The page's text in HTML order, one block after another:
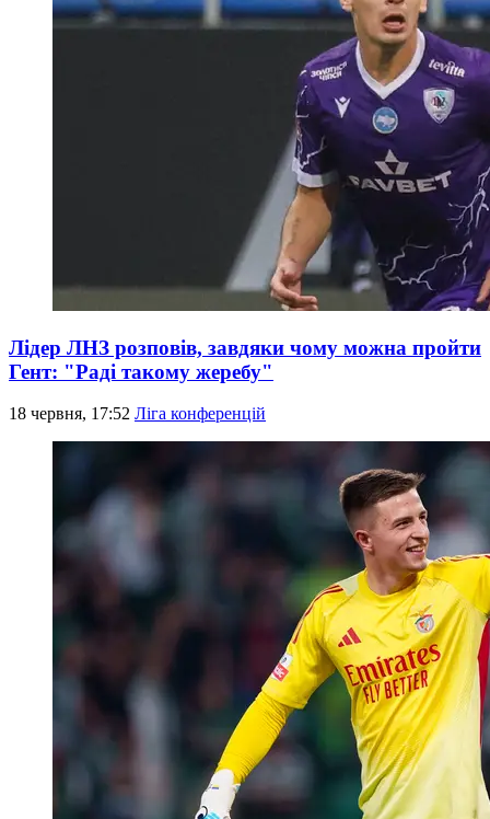
Лідер ЛНЗ розповів, завдяки чому можна пройти
Гент: "Раді такому жеребу"
18 червня, 17:52 Ліга конференцій